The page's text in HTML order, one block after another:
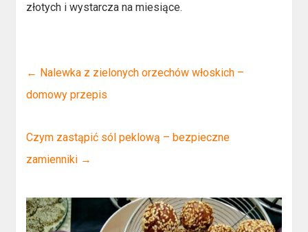
złotych i wystarcza na miesiące.
← Nalewka z zielonych orzechów włoskich –
domowy przepis
Czym zastąpić sól peklową – bezpieczne
zamienniki →